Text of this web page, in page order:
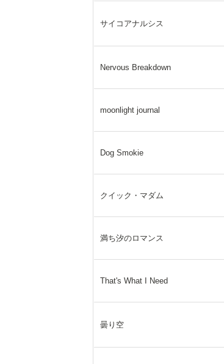
サイコアナルシス
Nervous Breakdown
moonlight journal
Dog Smokie
クイック・マダム
満ち汐のロマンス
That's What I Need
曇り空